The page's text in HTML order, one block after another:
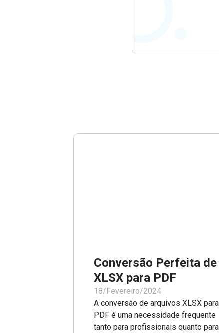
Conversão Perfeita de
XLSX para PDF
18/Fevereiro/2024
A conversão de arquivos XLSX para
PDF é uma necessidade frequente
tanto para profissionais quanto para